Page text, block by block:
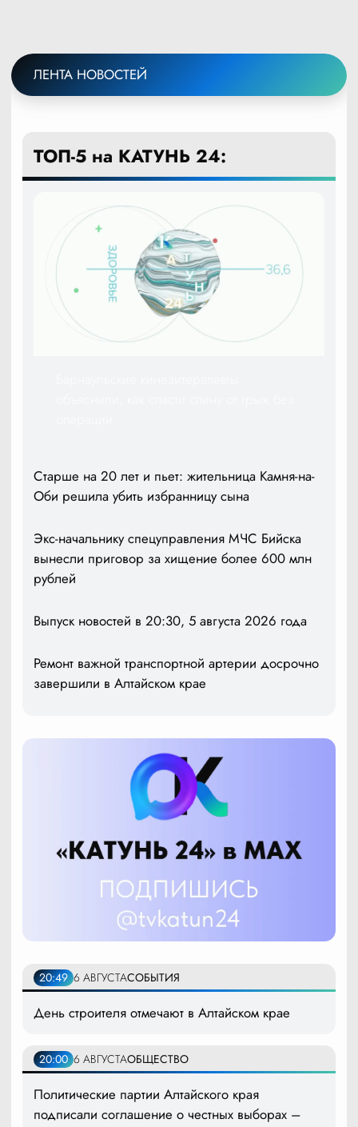
ЛЕНТА НОВОСТЕЙ
ТОП-5 на КАТУНЬ 24:
Старше на 20 лет и пьет: жительница Камня-на-
Оби решила убить избранницу сына
Экс-начальнику спецуправления МЧС Бийска
вынесли приговор за хищение более 600 млн
рублей
Выпуск новостей в 20:30, 5 августа 2026 года
Ремонт важной транспортной артерии досрочно
завершили в Алтайском крае
20:49 6 АВГУСТАСОБЫТИЯ
День строителя отмечают в Алтайском крае
20:00 6 АВГУСТАОБЩЕСТВО
Политические партии Алтайского края
подписали соглашение о честных выборах –